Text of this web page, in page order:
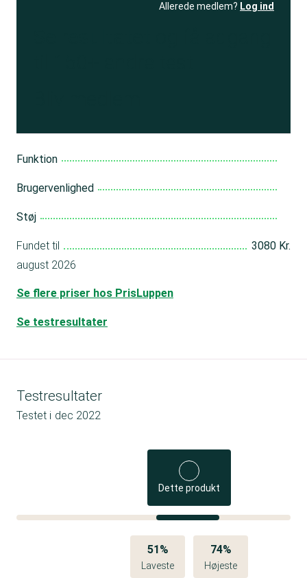
Allerede medlem? Log ind
Funktion
Brugervenlighed
Støj
Fundet til
3080 Kr.
august 2026
Se flere priser hos PrisLuppen
Se testresultater
Testresultater
Testet i dec 2022
Dette produkt
51%
Laveste
74%
Højeste